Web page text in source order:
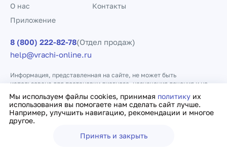
Мы используем файлы cookies, принимая политику их
использования вы помогаете нам сделать сайт лучше.
Например, улучшить навигацию, рекомендации и многое
другое.
Принять и закрыть
О нас
Контакты
Приложение
8 (800) 222-82-78(Отдел продаж)
help@vrachi-online.ru
Информация, представленная на сайте, не может быть
использована для постановки диагноза, назначения лечения и не
заменяет прием врача.
Политика конфиденциальности Договор оферты